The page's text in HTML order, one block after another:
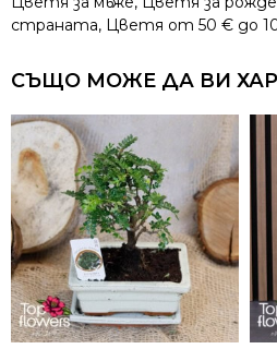
страната, Цветя от 50 € до
СЪЩО МОЖЕ ДА ВИ